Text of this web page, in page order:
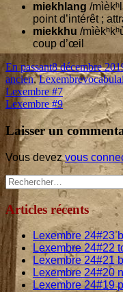
mie­kh­lang /
point d’in­té­rêt ;
miek­khu /
coup d’œil
Format
En passantPublished
on
8 décembre
ancien,LexembreTags
Navigation
de
l’article
Previous
article:
Lexembre #7
Next
article:
Lexembre #9
Laisser un
Vous devezvous
Main
Sidebar
Rechercher :
Articles récents
Lexembre 24#23
Lexembre 24#22
Lexembre 24#21
Lexembre 24#20
Lexembre 24#19